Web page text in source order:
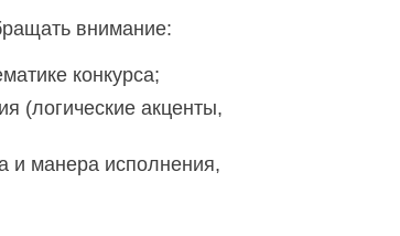
внимание:
конкурса;
(логические акценты,
и манера исполнения,